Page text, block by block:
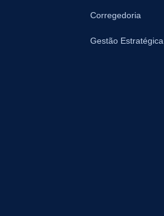
Corregedoria
Gestão Estratégica